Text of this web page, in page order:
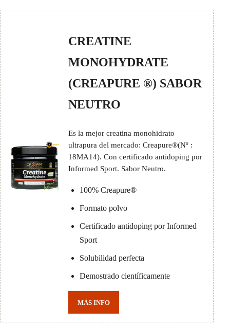
CREATINE
MONOHYDRATE
(CREAPURE ®) SABOR
NEUTRO
Es la mejor creatina monohidrato
ultrapura del mercado: Creapure®(Nº :
18MA14). Con certificado antidoping por
Informed Sport. Sabor Neutro.
100% Creapure®
Formato polvo
Certificado antidoping por Informed
Sport
Solubilidad perfecta
Demostrado científicamente
MÁS INFO